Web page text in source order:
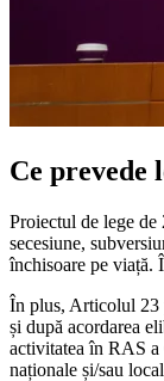
Ce prevede
Proiectul de lege de
secesiune,
închisoare pe viață.
În plus, Articolul 23
și după acordarea
activitatea în RAS a
naționale și/sau